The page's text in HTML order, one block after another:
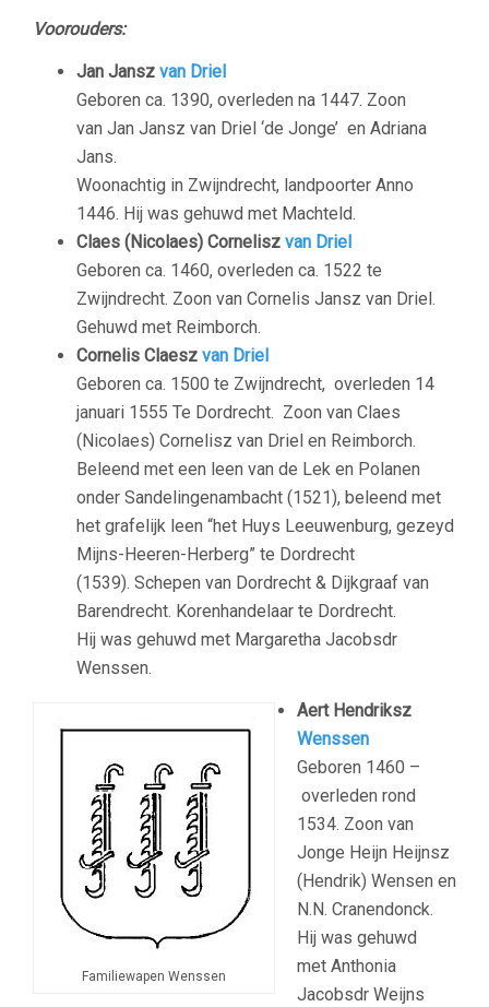
Voorouders:
Jan Jansz van Driel
Geboren ca. 1390, overleden na 1447. Zoon
van Jan Jansz van Driel ‘de Jonge’ en Adriana
Jans.
Woonachtig in Zwijndrecht, landpoorter Anno
1446. Hij was gehuwd met Machteld.
Claes (Nicolaes) Cornelisz van Driel
Geboren ca. 1460, overleden ca. 1522 te
Zwijndrecht. Zoon van Cornelis Jansz van Driel.
Gehuwd met Reimborch.
Cornelis Claesz van Driel
Geboren ca. 1500 te Zwijndrecht, overleden 14
januari 1555 Te Dordrecht. Zoon van Claes
(Nicolaes) Cornelisz van Driel en Reimborch.
Beleend met een leen van de Lek en Polanen
onder Sandelingenambacht (1521), beleend met
het grafelijk leen “het Huys Leeuwenburg, gezeyd
Mijns-Heeren-Herberg” te Dordrecht
(1539). Schepen van Dordrecht & Dijkgraaf van
Barendrecht. Korenhandelaar te Dordrecht.
Hij was gehuwd met Margaretha Jacobsdr
Wenssen.
Familiewapen Wenssen
Aert Hendriksz
Wenssen
Geboren 1460 –
overleden rond
1534. Zoon van
Jonge Heijn Heijnsz
(Hendrik) Wensen en
N.N. Cranendonck.
Hij was gehuwd
met Anthonia
Jacobsdr Weijns